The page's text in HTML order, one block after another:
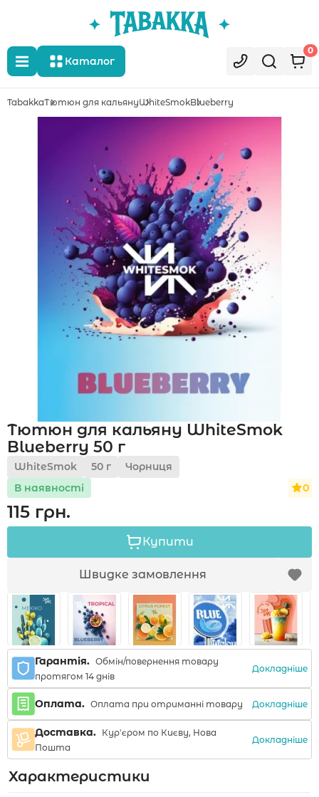
Каталог
0
Укр
TabakkaТютюн для кальянуWhiteSmokBlueberry
Тютюн для кальяну WhiteSmok
Blueberry 50 г
WhiteSmok 50 г
Чорниця
В наявності
0
115 грн.
Купити
Швидке замовлення
Гарантія. Обмін/повернення товару
протягом 14 днів
Докладніше
Оплата. Оплата при отриманні товару Докладніше
Доставка. Кур'єром по Києву, Нова
Пошта
Докладніше
Характеристики